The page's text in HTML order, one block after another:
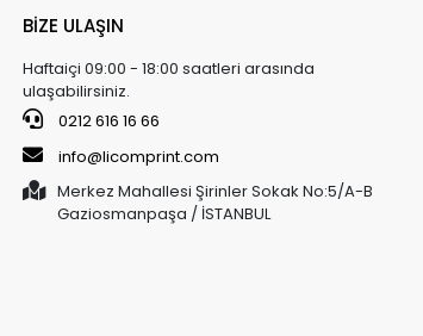
BİZE ULAŞIN
Haftaiçi 09:00 - 18:00 saatleri arasında
ulaşabilirsiniz.
0212 616 16 66
info@licomprint.com
Merkez Mahallesi Şirinler Sokak No:5/A-B
Gaziosmanpaşa / İSTANBUL